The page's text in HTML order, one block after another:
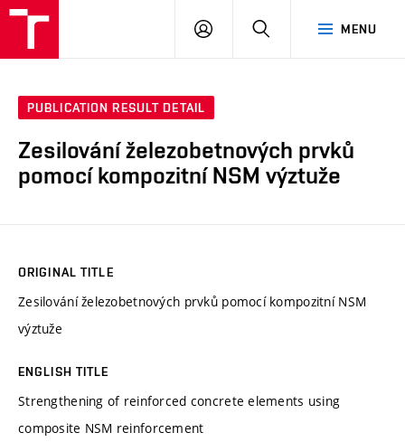
MENU
LOG
SEARCH
PUBLICATION RESULT DETAIL
Zesilování železobetnových prvků
pomocí kompozitní NSM výztuže
ORIGINAL TITLE
Zesilování železobetnových prvků pomocí kompozitní NSM
výztuže
ENGLISH TITLE
Strengthening of reinforced concrete elements using
composite NSM reinforcement